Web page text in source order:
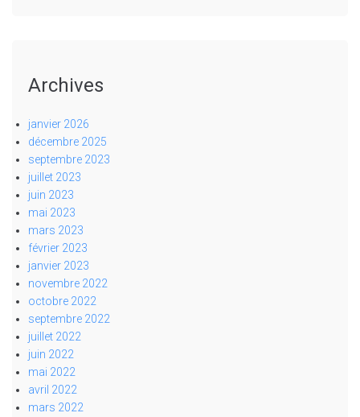
Archives
janvier 2026
décembre 2025
septembre 2023
juillet 2023
juin 2023
mai 2023
mars 2023
février 2023
janvier 2023
novembre 2022
octobre 2022
septembre 2022
juillet 2022
juin 2022
mai 2022
avril 2022
mars 2022